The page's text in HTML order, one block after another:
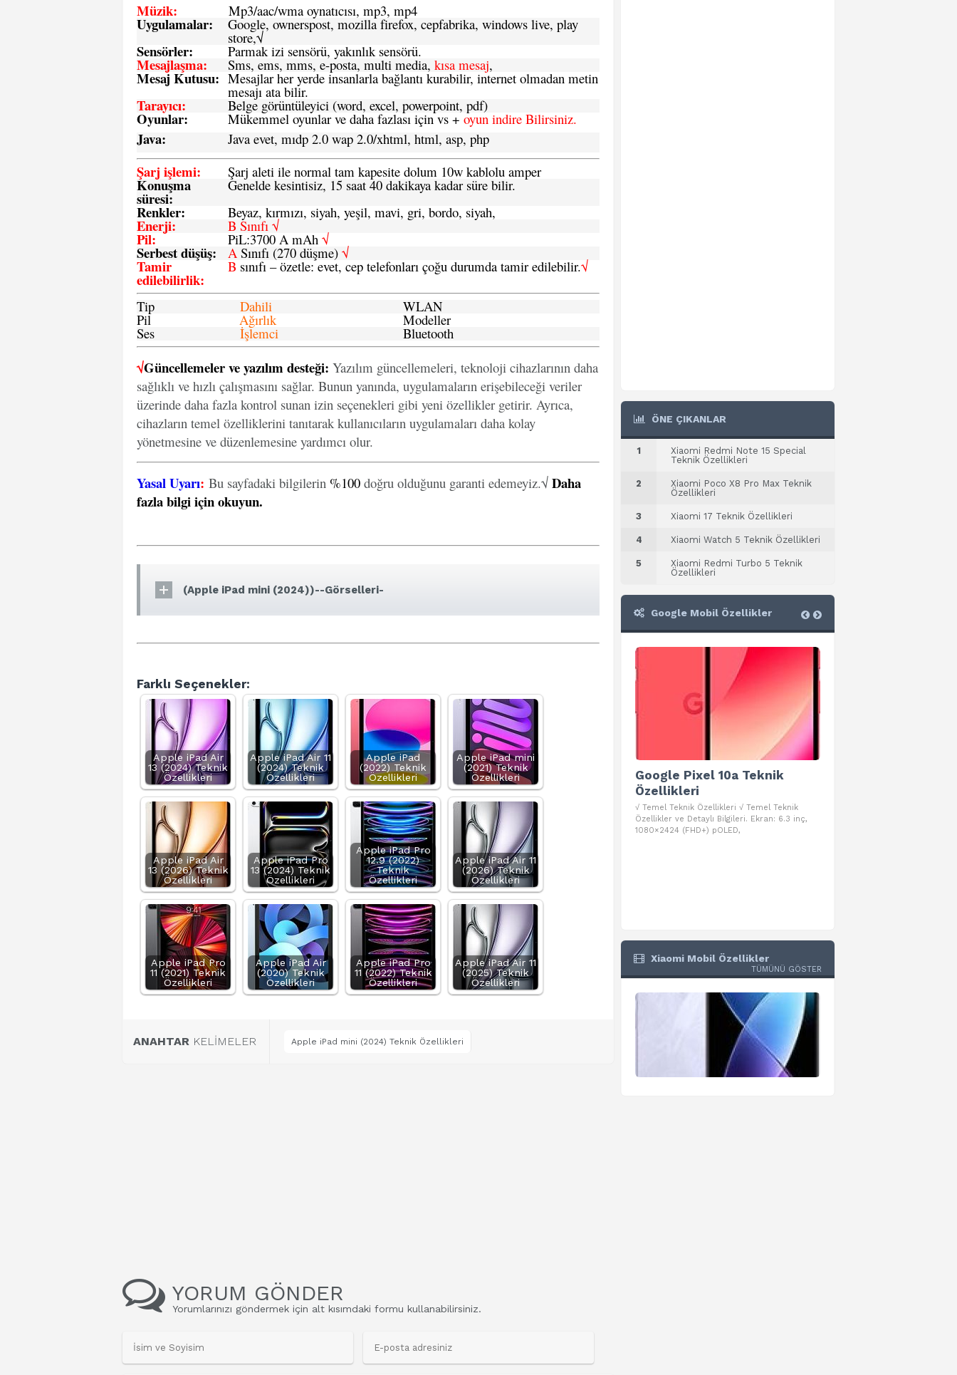
Müzik: Mp3/aac/wma oynatıcısı, mp3, mp4
Uygulamalar: Google, ownerspost, mozilla firefox, cepfabrika, windows live, play
store,√
Sensörler: Parmak izi sensörü, yakınlık sensörü.
Mesajlaşma: Sms, ems, mms, e-posta, multi media, kısa mesaj,
Mesaj Kutusu: Mesajlar her yerde insanlarla bağlantı kurabilir, internet olmadan metin
mesajı ata bilir.
Tarayıcı: Belge görüntüleyici (word, excel, powerpoint, pdf)
Oyunlar: Mükemmel oyunlar ve daha fazlası için vs +oyun indire Bilirsiniz.
Java: Java evet, mıdp 2.0 wap 2.0/xhtml, html, asp, php
Şarj işlemi: Şarj aleti ile normal tam kapesite dolum 10w kablolu amper
Konuşma
süresi:
Genelde kesintisiz, 15 saat 40 dakikaya kadar süre bilir.
Renkler: Beyaz, kırmızı, siyah, yeşil, mavi, gri, bordo, siyah,
Enerji: B Sınıfı √
Pil: PiL:3700 A mAh √
Serbest düşüş: ASınıfı (270 düşme) √
Tamir
edilebilirlik:
B sınıfı – özetle: evet, cep telefonları çoğu durumda tamir edilebilir.√
Tip Dahili WLAN
Pil Ağırlık Modeller
Ses İşlemci Bluetooth
√Güncellemeler ve yazılım desteği: Yazılım güncellemeleri, teknoloji cihazlarının daha
sağlıklı ve hızlı çalışmasını sağlar. Bunun yanında, uygulamaların erişebileceği veriler
üzerinde daha fazla kontrol sunan izin seçenekleri gibi yeni özellikler getirir. Ayrıca,
cihazların temel özelliklerini tanıtarak kullanıcıların uygulamaları daha kolay
yönetmesine ve düzenlemesine yardımcı olur.
Yasal Uyarı: Bu sayfadaki bilgilerin %100 doğru olduğunu garanti edemeyiz.√ Daha
fazla bilgi için okuyun.
(Apple iPad mini (2024))--Görselleri-
Farklı Seçenekler:
Apple iPad Air
13 (2024) Teknik
Özellikleri
Apple iPad Air 11
(2024) Teknik
Özellikleri
Apple iPad
(2022) Teknik
Özellikleri
Apple iPad mini
(2021) Teknik
Özellikleri
Apple iPad Air
13 (2026) Teknik
Özellikleri
Apple iPad Pro
13 (2024) Teknik
Özellikleri
Apple iPad Pro
12.9 (2022)
Teknik
Özellikleri
Apple iPad Air 11
(2026) Teknik
Özellikleri
Apple iPad Pro
11 (2021) Teknik
Özellikleri
Apple iPad Air
(2020) Teknik
Özellikleri
Apple iPad Pro
11 (2022) Teknik
Özellikleri
Apple iPad Air 11
(2025) Teknik
Özellikleri
ANAHTAR KELİMELER Apple iPad mini (2024) Teknik Özellikleri
YORUM GÖNDER
Yorumlarınızı göndermek için alt kısımdaki formu kullanabilirsiniz.
ÖNE ÇIKANLAR
1
Xiaomi Redmi Note 15 Special
Teknik Özellikleri
2
Xiaomi Poco X8 Pro Max Teknik
Özellikleri
3 Xiaomi 17 Teknik Özellikleri
4 Xiaomi Watch 5 Teknik Özellikleri
5
Xiaomi Redmi Turbo 5 Teknik
Özellikleri
Google Mobil Özellikler
Google Pixel 10 Pro Teknik
Özellikleri
√ Temel Teknik Özellikleri √ Temel Teknik
Özellikler ve Detaylı Bilgileri. Ekran: 6.3 inç,
1280 x 2856 piksel, 120 Hz LTPO
Google Pixel 10a Teknik
Özellikleri
√ Temel Teknik Özellikleri √ Temel Teknik
Özellikler ve Detaylı Bilgileri. Ekran: 6.3 inç,
1080×2424 (FHD+) pOLED,
Xiaomi Mobil Özellikler
TÜMÜNÜ GÖSTER